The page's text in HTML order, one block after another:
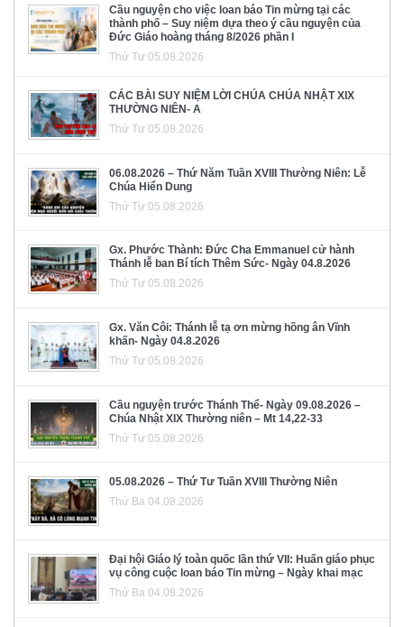
Cầu nguyện cho việc loan báo Tin mừng tại các
thành phố – Suy niệm dựa theo ý cầu nguyện của
Đức Giáo hoàng tháng 8/2026 phần I
Thứ Tư 05.08.2026
CÁC BÀI SUY NIỆM LỜI CHÚA CHÚA NHẬT XIX
THƯỜNG NIÊN- A
Thứ Tư 05.08.2026
06.08.2026 – Thứ Năm Tuần XVIII Thường Niên: Lễ
Chúa Hiển Dung
Thứ Tư 05.08.2026
Gx. Phước Thành: Đức Cha Emmanuel cử hành
Thánh lễ ban Bí tích Thêm Sức- Ngày 04.8.2026
Thứ Tư 05.08.2026
Gx. Văn Côi: Thánh lễ tạ ơn mừng hồng ân Vĩnh
khấn- Ngày 04.8.2026
Thứ Tư 05.08.2026
Cầu nguyện trước Thánh Thể- Ngày 09.08.2026 –
Chúa Nhật XIX Thường niên – Mt 14,22-33
Thứ Tư 05.08.2026
05.08.2026 – Thứ Tư Tuần XVIII Thường Niên
Thứ Ba 04.08.2026
Đại hội Giáo lý toàn quốc lần thứ VII: Huấn giáo phục
vụ công cuộc loan báo Tin mừng – Ngày khai mạc
Thứ Ba 04.08.2026